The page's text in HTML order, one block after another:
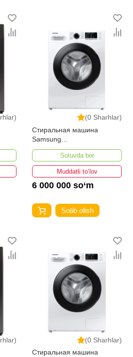
(0 Sharhlar)
Стиральная машина
Samsung
WW80AGAS26AELD 8-кг
Sotuvda bor
Muddatli to‘lov
6 000 000 so‘m
Sotib olish
(0 Sharhlar)
Стиральная машина